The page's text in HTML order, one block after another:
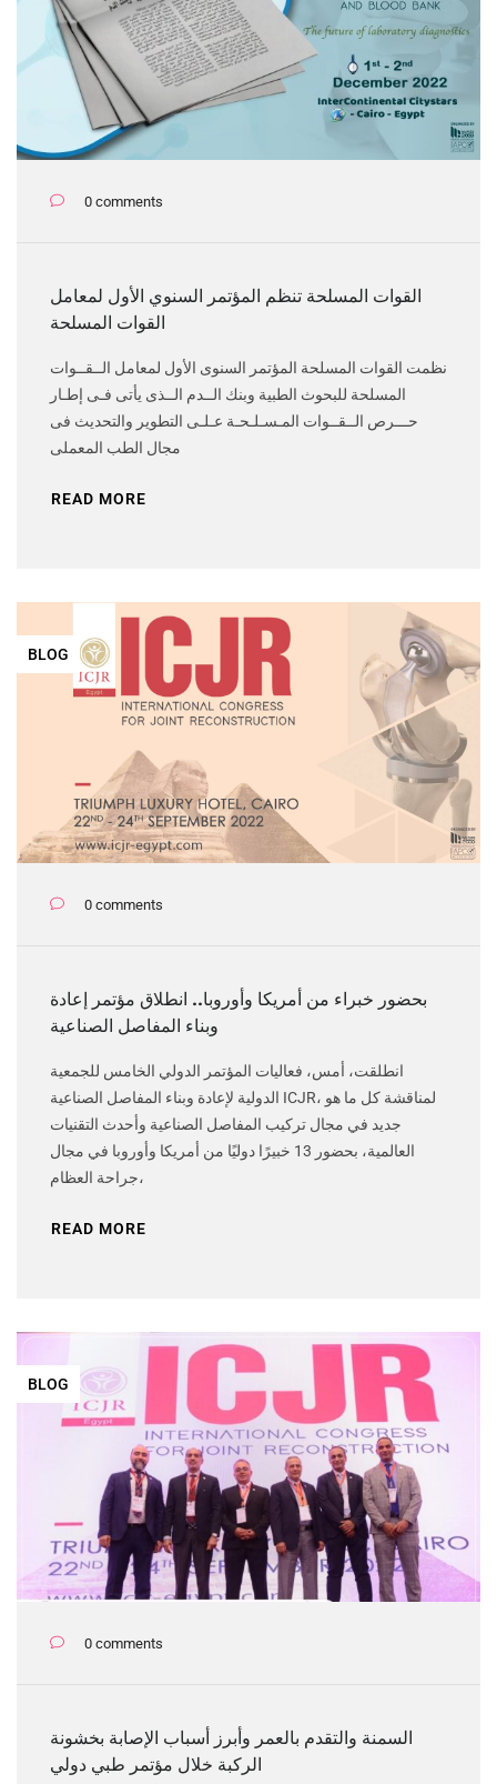
0 comments
القوات المسلحة تنظم المؤتمر السنوي الأول لمعامل
القوات المسلحة
نظمت القوات المسلحة المؤتمر السنوى الأول لمعامل الــقــوات
المسلحة للبحوث الطبية وبنك الــدم الــذى يأتى فـى إطـار
حـــرص الــقــوات المـسـلـحـة عـلـى التطوير والتحديث فى
مجال الطب المعملى
READ MORE
BLOG
0 comments
بحضور خبراء من أمريكا وأوروبا.. انطلاق مؤتمر إعادة
وبناء المفاصل الصناعية
انطلقت، أمس، فعاليات المؤتمر الدولي الخامس للجمعية
الدولية لإعادة وبناء المفاصل الصناعية ICJR، لمناقشة كل ما هو
جديد في مجال تركيب المفاصل الصناعية وأحدث التقنيات
العالمية، بحضور 13 خبيرًا دوليًا من أمريكا وأوروبا في مجال
جراحة العظام،
READ MORE
BLOG
0 comments
السمنة والتقدم بالعمر وأبرز أسباب الإصابة بخشونة
الركبة خلال مؤتمر طبي دولي